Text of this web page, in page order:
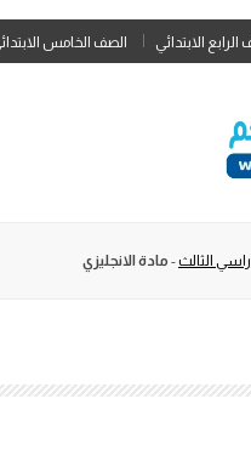
الرابع الابتدائي الصف الخامس
الثالث- مادة الانجليزي